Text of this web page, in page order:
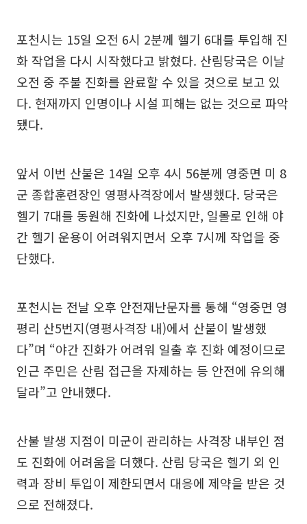
포천시는 15일 오전 6시 2분께 헬기 6대를 투입해 진
화 작업을 다시 시작했다고 밝혔다. 산림당국은 이날
오전 중 주불 진화를 완료할 수 있을 것으로 보고 있
다. 현재까지 인명이나 시설 피해는 없는 것으로 파악
됐다.
앞서 이번 산불은 14일 오후 4시 56분께 영중면 미 8
군 종합훈련장인 영평사격장에서 발생했다. 당국은
헬기 7대를 동원해 진화에 나섰지만, 일몰로 인해 야
간 헬기 운용이 어려워지면서 오후 7시께 작업을 중
단했다.
포천시는 전날 오후 안전재난문자를 통해 “영중면 영
평리 산5번지(영평사격장 내)에서 산불이 발생했
다”며 “야간 진화가 어려워 일출 후 진화 예정이므로
인근 주민은 산림 접근을 자제하는 등 안전에 유의해
달라”고 안내했다.
산불 발생 지점이 미군이 관리하는 사격장 내부인 점
도 진화에 어려움을 더했다. 산림 당국은 헬기 외 인
력과 장비 투입이 제한되면서 대응에 제약을 받은 것
으로 전해졌다.